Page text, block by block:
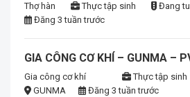
Thợ hàn Thực tập sinh Đang
Đăng 3 tuần trước
GIA CÔNG CƠ KHÍ – GUNMA –
Gia công cơ khí Thực tập sinh
GUNMA
Đăng 3 tuần trước